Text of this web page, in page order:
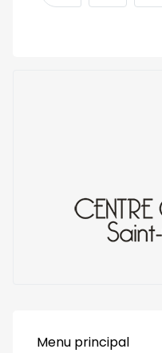
Menu principal